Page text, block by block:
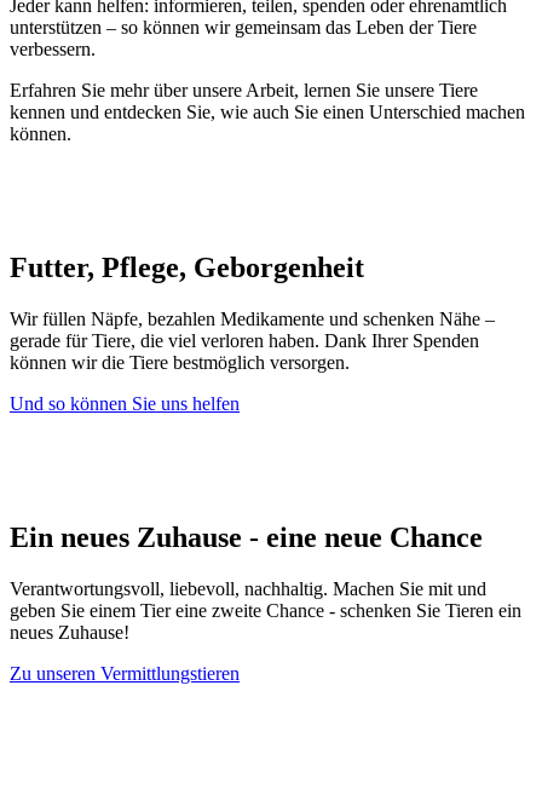
Jeder kann helfen: informieren, teilen, spenden oder ehrenamtlich
unterstützen – so können wir gemeinsam das Leben der Tiere
verbessern.
Erfahren Sie mehr über unsere Arbeit, lernen Sie unsere Tiere
kennen und entdecken Sie, wie auch Sie einen Unterschied machen
können.
Futter, Pflege, Geborgenheit
Wir füllen Näpfe, bezahlen Medikamente und schenken Nähe –
gerade für Tiere, die viel verloren haben. Dank Ihrer Spenden
können wir die Tiere bestmöglich versorgen.
Und so können Sie uns helfen
Ein neues Zuhause - eine neue Chance
Verantwortungsvoll, liebevoll, nachhaltig. Machen Sie mit und
geben Sie einem Tier eine zweite Chance - schenken Sie Tieren ein
neues Zuhause!
Zu unseren Vermittlungstieren